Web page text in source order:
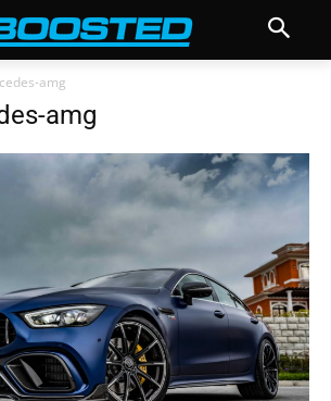
amg
amg